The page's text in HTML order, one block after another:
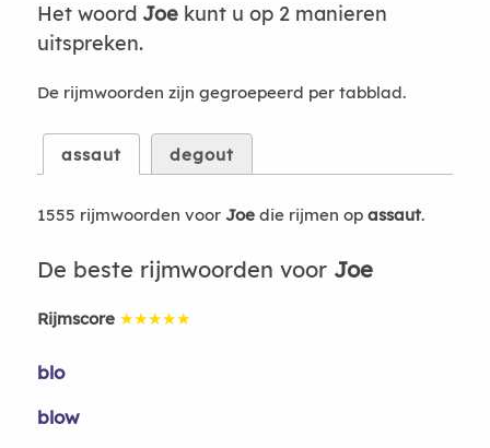
Het woord Joekunt u op 2 manieren
uitspreken.
De rijmwoorden zijn gegroepeerd per tabblad.
assaut degout
1555 rijmwoorden voor Joedie rijmen op assaut.
De beste rijmwoorden voor Joe
Rijmscore ★★★★★
blo
blow